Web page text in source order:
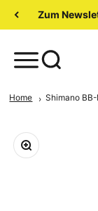
Zum
Home Shimano